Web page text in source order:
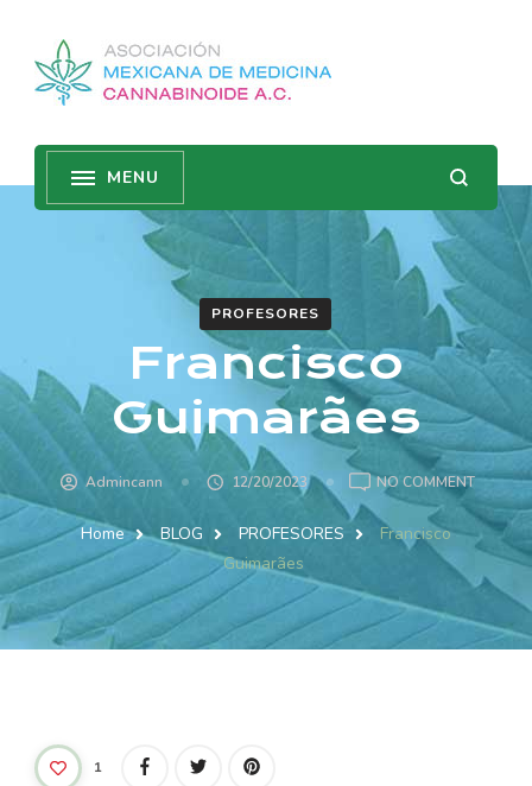
PROFESORES
Francisco
Guimarães
Admincann 12/20/2023 NO COMMENTON
Home BLOG PROFESORES
Francisco
Guimarães
1